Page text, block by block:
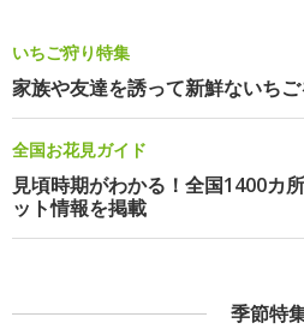
いちご狩り特集
家族や友達を誘って新鮮ないち
全国お花見ガイド
見頃時期がわかる！全国1400カ
ット情報を掲載
季節特